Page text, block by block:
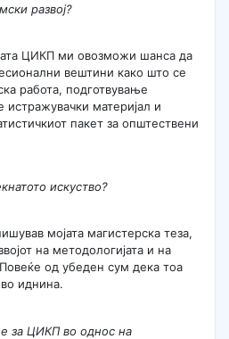
развој?
ЦИКП ми овозможи шанса да
вештини како што се
работа, подготвување
материјал и
пакет за општествени
искуство?
мојата магистерска теза,
на методологијата и на
од убеден сум дека тоа
иднина.
за ЦИКП во однос на